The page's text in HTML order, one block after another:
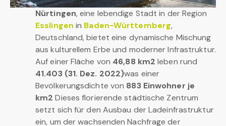
Nürtingen, eine lebendige Stadt in der Region
Esslingen in Baden-Württemberg,
Deutschland, bietet eine dynamische Mischung
aus kulturellem Erbe und moderner Infrastruktur.
Auf einer Fläche von 46,88 km2 leben rund
41.403 (31. Dez. 2022)was einer
Bevölkerungsdichte von 883 Einwohner je
km2 Dieses florierende städtische Zentrum
setzt sich für den Ausbau der Ladeinfrastruktur
ein, um der wachsenden Nachfrage der